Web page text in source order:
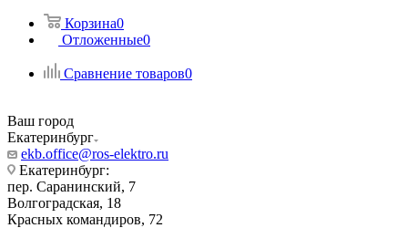
Корзина0
Отложенные0
Сравнение товаров0
Ваш город
Екатеринбург
ekb.office@ros-elektro.ru
Екатеринбург:
пер. Саранинский, 7
Волгоградская, 18
Красных командиров, 72